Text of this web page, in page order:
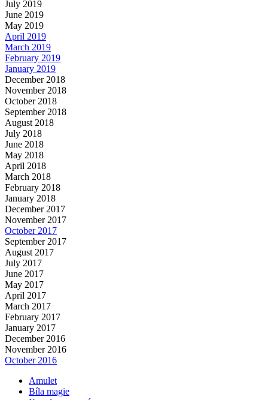
July 2019
June 2019
May 2019
April 2019
March 2019
February 2019
January 2019
December 2018
November 2018
October 2018
September 2018
August 2018
July 2018
June 2018
May 2018
April 2018
March 2018
February 2018
January 2018
December 2017
November 2017
October 2017
September 2017
August 2017
July 2017
June 2017
May 2017
April 2017
March 2017
February 2017
January 2017
December 2016
November 2016
October 2016
Amulet
Bíla magie